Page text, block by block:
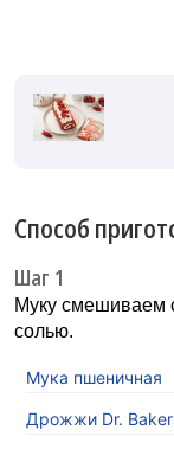
Способ
Шаг 1
Муку смешиваем
солью.
Мука пшеничная
Дрожжи Dr.